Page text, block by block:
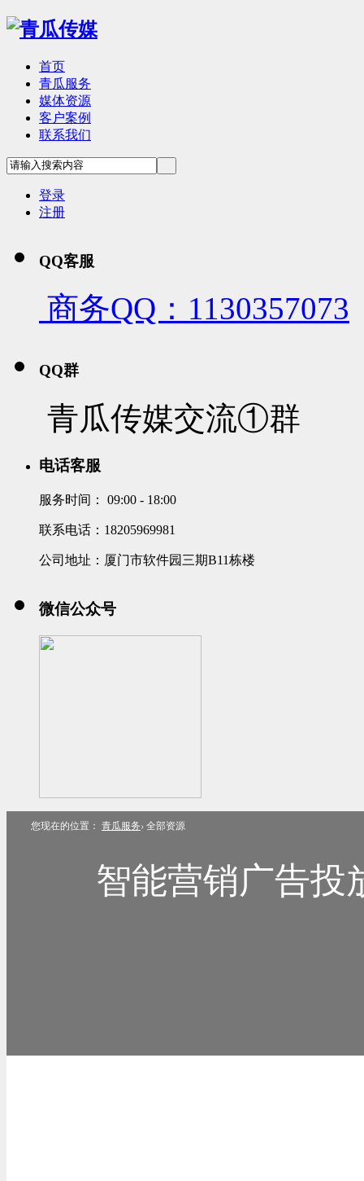
首页
青瓜服务
媒体资源
客户案例
联系我们
登录
注册
QQ客服
商务QQ：1130357073
QQ群
青瓜传媒交流①群
电话客服
服务时间： 09:00 - 18:00
联系电话：18205969981
公司地址：厦门市软件园三期B11栋楼
微信公众号
您现在的位置： 青瓜服务› 全部资源
智能营销广告投